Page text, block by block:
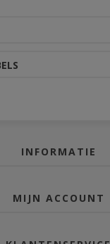
INFORMATIE
MIJN ACCOUNT